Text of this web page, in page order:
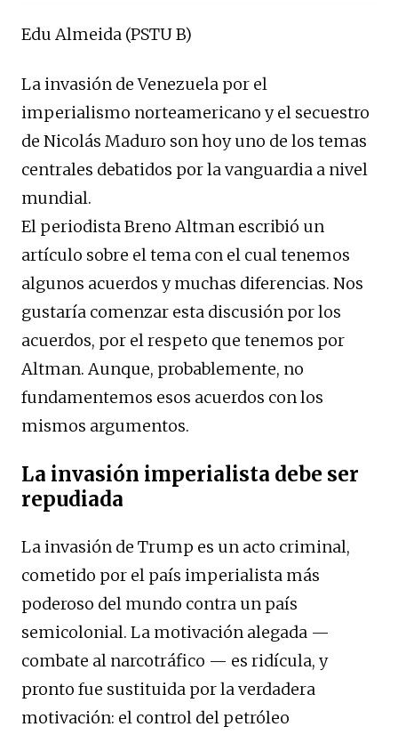
Edu Almeida (PSTU B)
La invasión de Venezuela por el
imperialismo norteamericano y el secuestro
de Nicolás Maduro son hoy uno de los temas
centrales debatidos por la vanguardia a nivel
mundial.
El periodista Breno Altman escribió un
artículo sobre el tema con el cual tenemos
algunos acuerdos y muchas diferencias. Nos
gustaría comenzar esta discusión por los
acuerdos, por el respeto que tenemos por
Altman. Aunque, probablemente, no
fundamentemos esos acuerdos con los
mismos argumentos.
La invasión imperialista debe ser
repudiada
La invasión de Trump es un acto criminal,
cometido por el país imperialista más
poderoso del mundo contra un país
semicolonial. La motivación alegada —
combate al narcotráfico — es ridícula, y
pronto fue sustituida por la verdadera
motivación: el control del petróleo